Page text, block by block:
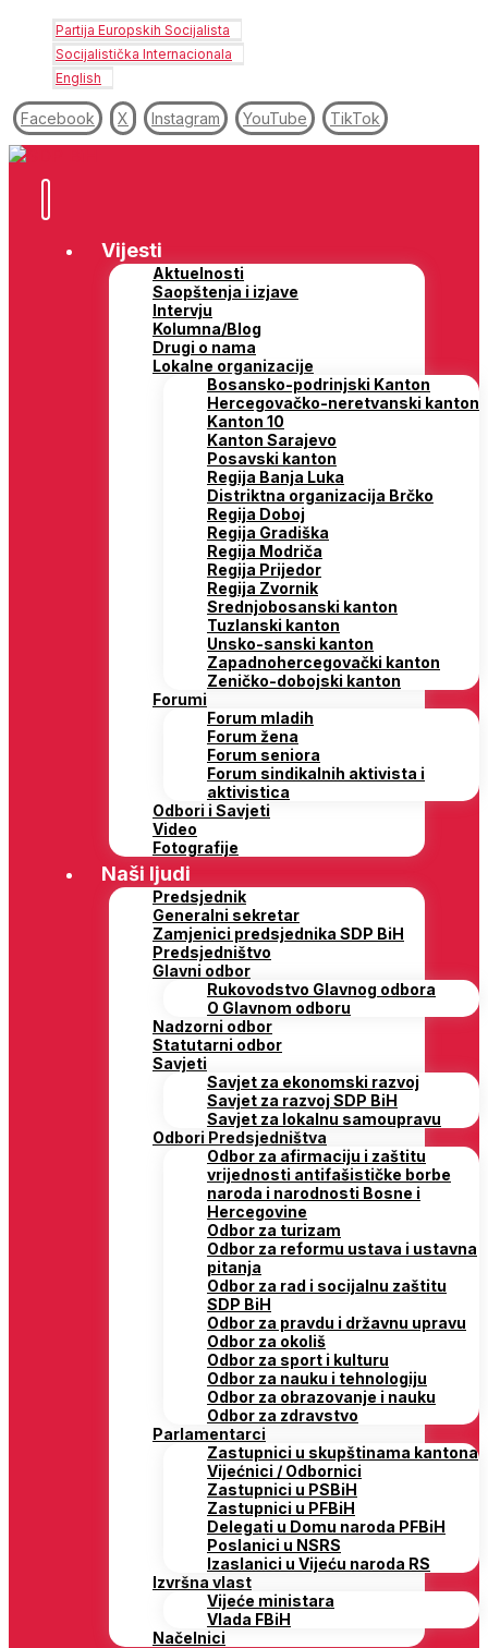
Partija Europskih Socijalista
Socijalistička Internacionala
English
Facebook X Instagram YouTube TikTok
Vijesti
Aktuelnosti
Saopštenja i izjave
Intervju
Kolumna/Blog
Drugi o nama
Lokalne organizacije
Bosansko-podrinjski Kanton
Hercegovačko-neretvanski kanton
Kanton 10
Kanton Sarajevo
Posavski kanton
Regija Banja Luka
Distriktna organizacija Brčko
Regija Doboj
Regija Gradiška
Regija Modriča
Regija Prijedor
Regija Zvornik
Srednjobosanski kanton
Tuzlanski kanton
Unsko-sanski kanton
Zapadnohercegovački kanton
Zeničko-dobojski kanton
Forumi
Forum mladih
Forum žena
Forum seniora
Forum sindikalnih aktivista i
aktivistica
Odbori i Savjeti
Video
Fotografije
Naši ljudi
Predsjednik
Generalni sekretar
Zamjenici predsjednika SDP BiH
Predsjedništvo
Glavni odbor
Rukovodstvo Glavnog odbora
O Glavnom odboru
Nadzorni odbor
Statutarni odbor
Savjeti
Savjet za ekonomski razvoj
Savjet za razvoj SDP BiH
Savjet za lokalnu samoupravu
Odbori Predsjedništva
Odbor za afirmaciju i zaštitu
vrijednosti antifašističke borbe
naroda i narodnosti Bosne i
Hercegovine
Odbor za turizam
Odbor za reformu ustava i ustavna
pitanja
Odbor za rad i socijalnu zaštitu
SDP BiH
Odbor za pravdu i državnu upravu
Odbor za okoliš
Odbor za sport i kulturu
Odbor za nauku i tehnologiju
Odbor za obrazovanje i nauku
Odbor za zdravstvo
Parlamentarci
Zastupnici u skupštinama kantona
Vijećnici / Odbornici
Zastupnici u PSBiH
Zastupnici u PFBiH
Delegati u Domu naroda PFBiH
Poslanici u NSRS
Izaslanici u Vijeću naroda RS
Izvršna vlast
Vijeće ministara
Vlada FBiH
Načelnici